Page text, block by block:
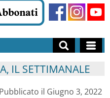
IL SETTIMANALE
Pubblicato il Giugno 3, 2022